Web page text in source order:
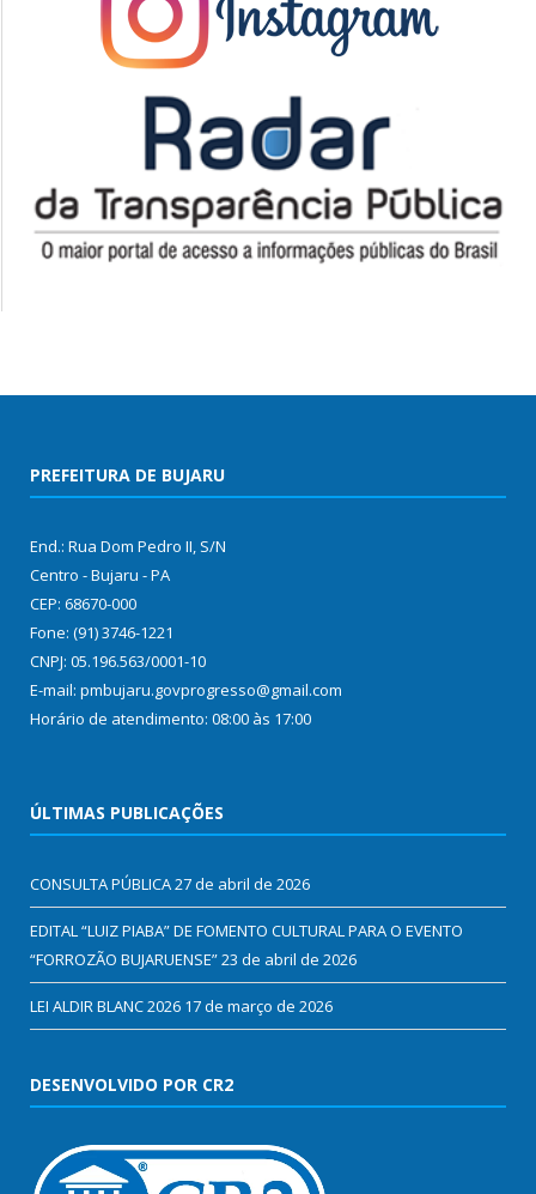
PREFEITURA DE BUJARU
End.: Rua Dom Pedro II, S/N
Centro - Bujaru - PA
CEP: 68670-000
Fone: (91) 3746-1221
CNPJ: 05.196.563/0001-10
E-mail: pmbujaru.govprogresso@gmail.com
Horário de atendimento: 08:00 às 17:00
ÚLTIMAS PUBLICAÇÕES
CONSULTA PÚBLICA27 de abril de 2026
EDITAL “LUIZ PIABA” DE FOMENTO CULTURAL PARA O EVENTO
“FORROZÃO BUJARUENSE”23 de abril de 2026
LEI ALDIR BLANC 2026 17 de março de 2026
DESENVOLVIDO POR CR2